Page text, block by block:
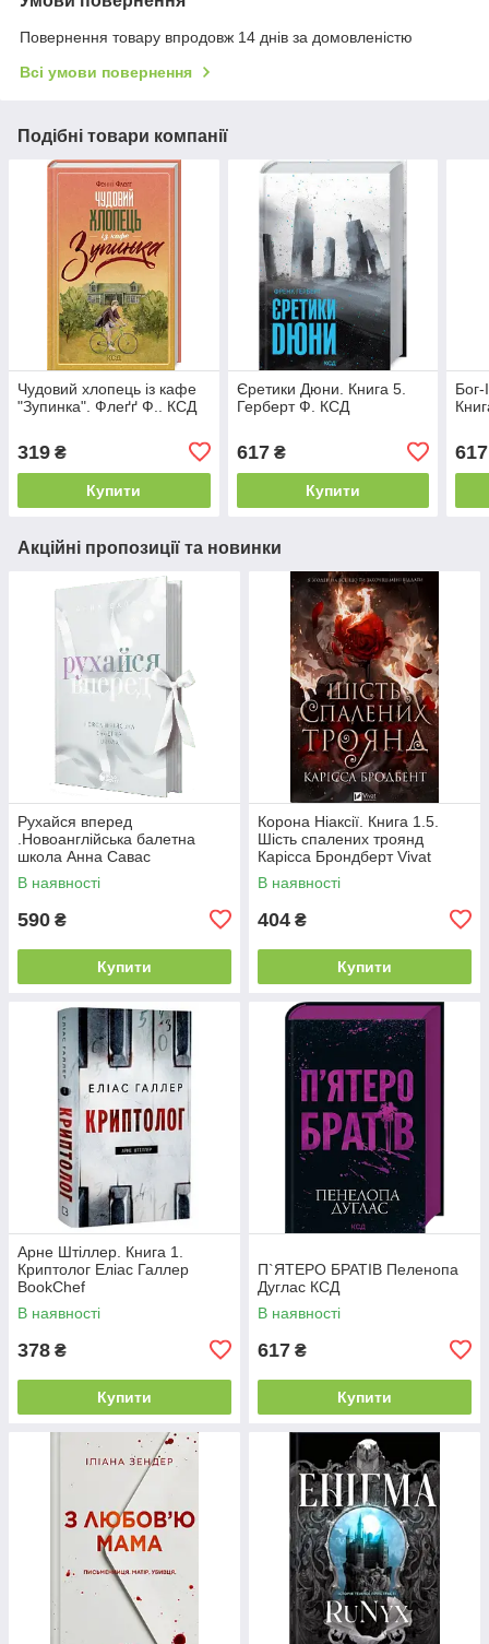
Повернення товару впродовж 14 днів за домовленістю
Всі умови повернення
Подібні товари компанії
Чудовий хлопець із кафе
"Зупинка". Флеґґ Ф.. КСД
319 ₴
Купити
Єретики Дюни. Книга 5.
Герберт Ф. КСД
617₴
Купити
617
Акційні пропозиції та новинки
Рухайся вперед
.Новоанглійська балетна
школа Анна Савас
READBERRY
В наявності
590 ₴
Купити
Корона Ніаксії. Книга 1.5.
Шість спалених троянд
Карісса Брондберт Vivat
В наявності
404 ₴
Купити
Арне Штіллер. Книга 1.
Криптолог Еліас Галлер
BookChef
В наявності
378 ₴
Купити
П`ЯТЕРО БРАТІВ Пеленопа
Дуглас КСД
В наявності
617 ₴
Купити